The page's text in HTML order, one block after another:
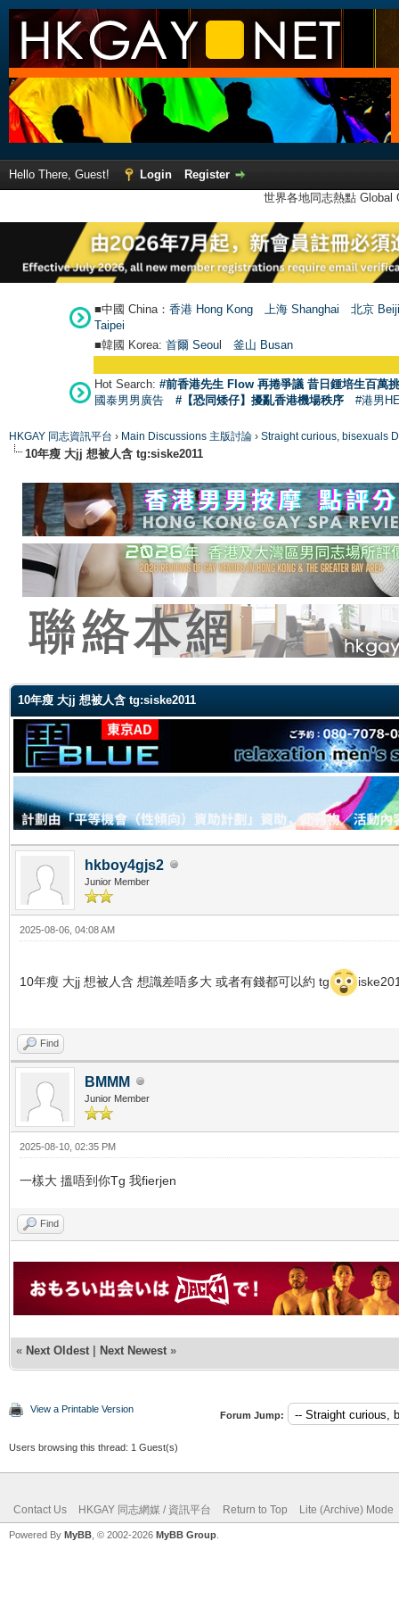
Hello There, Guest! Login
Register
世界各地同志熱點
■中國 China： 香港 Hong Kong 上海 Shanghai
北京
Taipei
■韓國 Korea: 首爾 Seoul 釜山 Busan
Hot Search: #前香港先生 Flow 再捲爭議 昔日鍾培生百萬
國泰男男廣告
#【恐同矮仔】擾亂香港機場秩序 #港男
HKGAY 同志資訊平台 › Main Discussions 主版討論 › Straight curious, bisexuals
10年瘦 大jj 想被人含 tg:siske2011
10年瘦 大jj 想被人含 tg:siske2011
hkboy4gjs2
Junior Member
2025-08-06, 04:08 AM
10年瘦 大jj 想被人含 想識差唔多大 或者有錢都可以約 tg
Find
BMMM
Junior Member
2025-08-10, 02:35 PM
一樣大 搵唔到你Tg 我fierjen
Find
« Next Oldest | Next Newest »
View a Printable Version
Forum Jump:
Users browsing this thread: 1 Guest(s)
Contact Us HKGAY 同志網媒 / 資訊平台 Return to Top Lite (Archive) Mode
Powered By MyBB , © 2002-2026 MyBB Group